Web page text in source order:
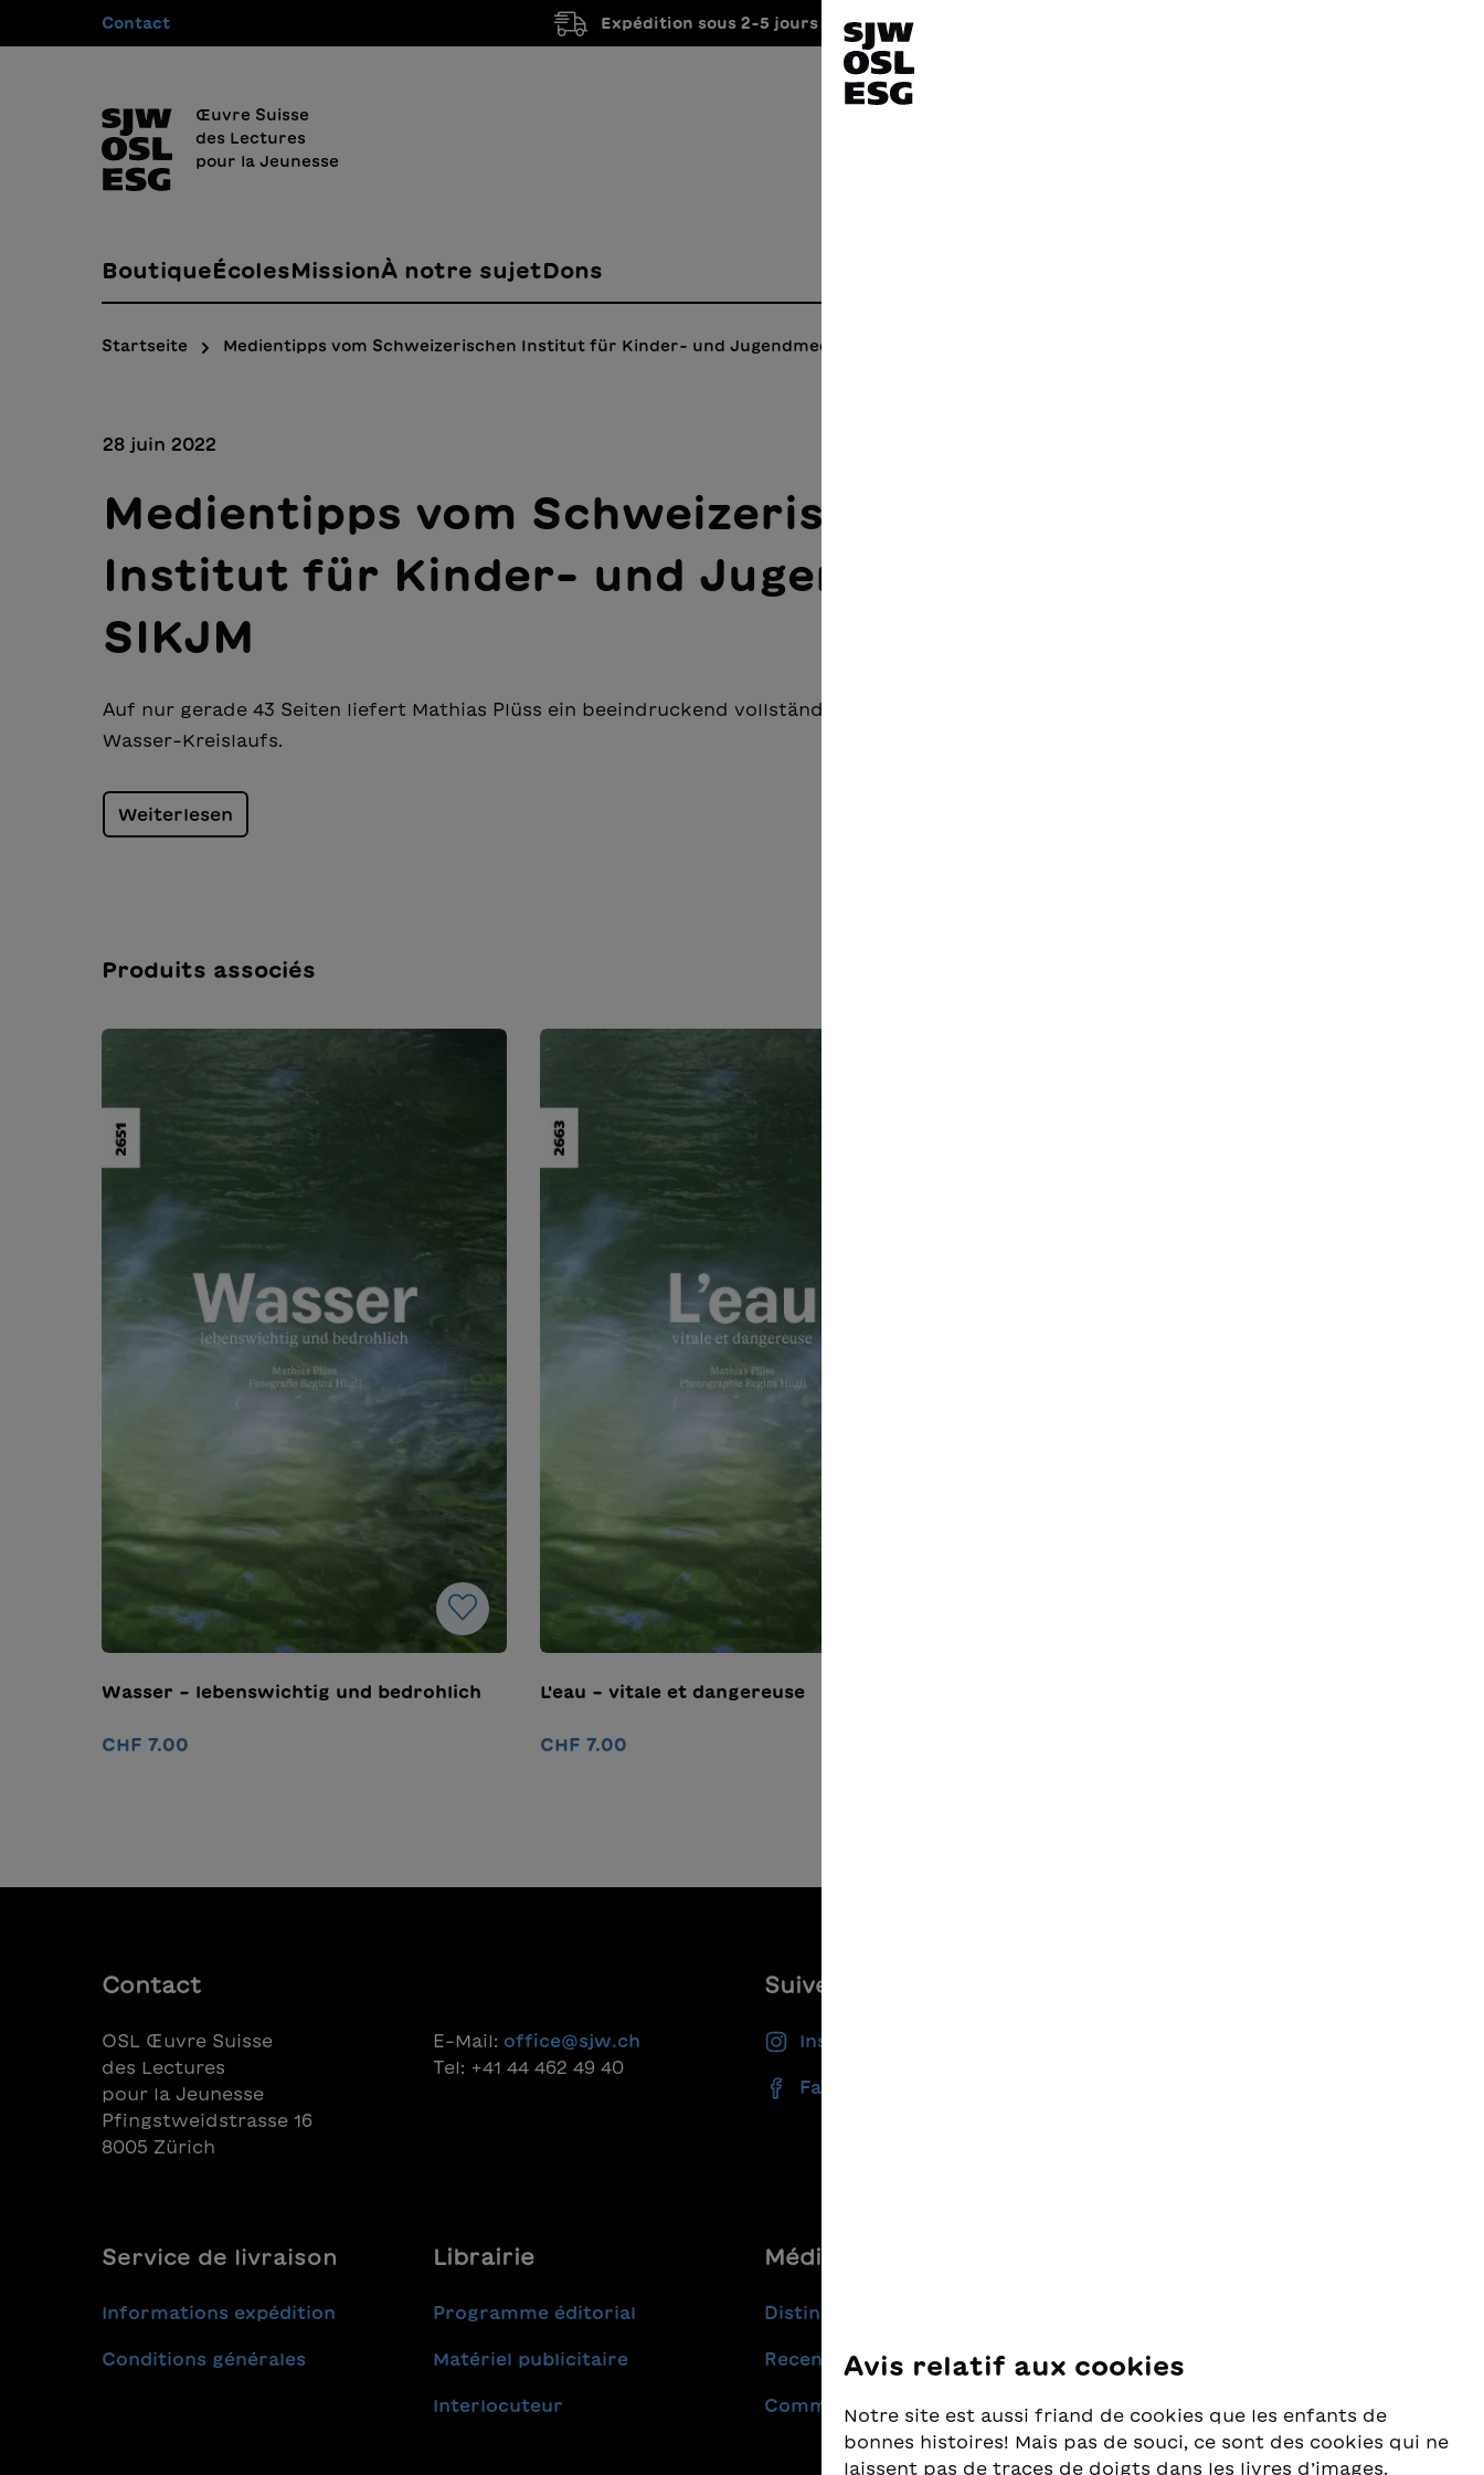
Passer à la navigation principale
Contact Expédition sous 2-5 jours ouvrés
Œuvre Suisse
des Lectures
pour la Jeunesse
BoutiqueÉcolesMissionÀ notre sujetDons
Startseite Medientipps vom Schweizerischen Institut für Kinder- und Jugendmedien SIKJM
28 juin 2022
Medientipps vom Schweizerischen
Institut für Kinder- und Jugendmedien
SIKJM
Auf nur gerade 43 Seiten liefert Mathias Plüss ein beeindruckend vollständiges Porträt des
Wasser-Kreislaufs.
Weiterlesen
Produits associés
Wasser – lebenswichtig und bedrohlich
CHF 7.00
L'eau – vitale et dangereuse
CHF 7.00
Contact
OSL Œuvre Suisse
des Lectures
pour la Jeunesse
Pfingstweidstrasse 16
8005 Zürich
E-Mail: office@sjw.ch
Tel: +41 44 462 49 40
Suivez-nous
Instagram
Facebook
Service de livraison
Informations expédition
Conditions générales
Librairie
Programme éditorial
Matériel publicitaire
Interlocuteur
Médias
Distinctions
Recensions
Communiqués de presse
Avis relatif aux cookies
Notre site est aussi friand de cookies que les enfants de
bonnes histoires! Mais pas de souci, ce sont des cookies qui ne
laissent pas de traces de doigts dans les livres d’images.